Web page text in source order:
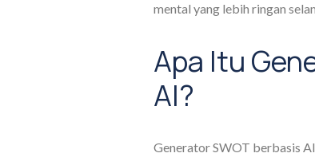
mental yang lebih ringan
Apa Itu
AI?
Generator SWOT berbasis